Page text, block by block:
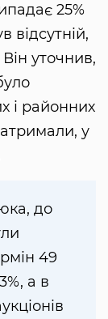
25%
відсутній,
уточнив,
і районних
у
до
49
а в